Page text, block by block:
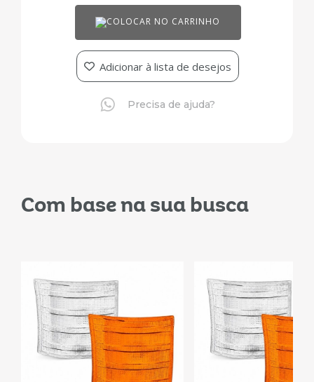
COLOCAR NO CARRINHO
Adicionar à lista de desejos
Precisa de ajuda?
Com base na sua busca